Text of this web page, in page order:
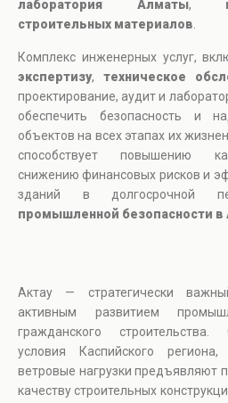
лаборатория Алматы,
строительных материалов
Комплекс инженерных услуг,
экспертизу, техническое
проектирование, аудит и
обеспечить безопасность и
объектов на всех этапах их
способствует повышению
снижению финансовых рисков и
зданий в долгосрочной
промышленной безопасности в
Актау — стратегически
активным развитием
гражданского
условия Каспийского
ветровые нагрузки предъявляют
качеству строительных